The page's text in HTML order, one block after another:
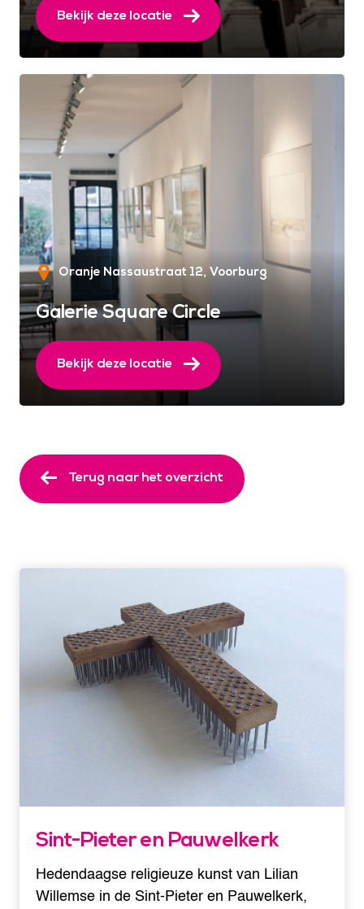
Bekijk deze locatie
Oranje Nassaustraat 12 Voorburg
Galerie Square Circle
Bekijk deze locatie
Terug naar het overzicht
Sint-Pieter en Pauwelkerk
Hedendaagse religieuze kunst van Lilian
Willemse in de Sint-Pieter en Pauwelkerk,